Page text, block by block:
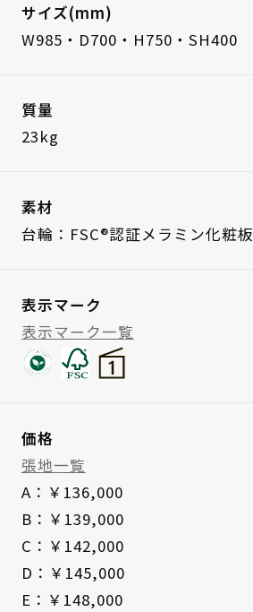
サイズ(mm)
W985・D700・H750・SH400
質量
23kg
素材
台輪：FSC®認証メラミン化粧板
表示マーク
表示マーク一覧
価格
張地一覧
A：￥136,000
B：￥139,000
C：￥142,000
D：￥145,000
E：￥148,000